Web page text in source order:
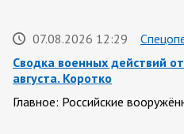
07.08.2026 12:29
Сводка военных действий
августа. Коротко
Главное: Российские